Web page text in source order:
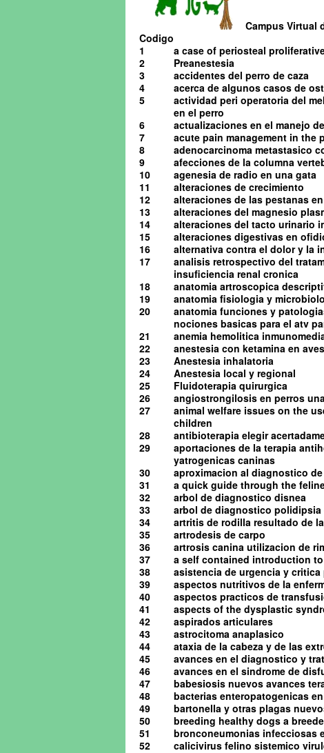
Campus Virtual
Codigo
1
a case of periosteal
2
Preanestesia
3
accidentes del perro de caza
4
acerca de algunos casos de
5
actividad peri operatoria del
en el perro
6
actualizaciones en el manejo
7
acute pain management in the
8
adenocarcinoma metastasico
9
afecciones de la columna
10
agenesia de radio en una gata
11
alteraciones de crecimiento
12
alteraciones de las pestanas
13
alteraciones del magnesio
14
alteraciones del tacto urinario
15
alteraciones digestivas en
16
alternativa contra el dolor y la
17
analisis retrospectivo del
insuficiencia renal cronica
18
anatomia artroscopica
19
anatomia fisiologia y
20
anatomia funciones y
nociones basicas para el atv
21
anemia hemolitica
22
anestesia con ketamina en
23
Anestesia inhalatoria
24
Anestesia local y regional
25
Fluidoterapia quirurgica
26
angiostrongilosis en perros
27
animal welfare issues on the
children
28
antibioterapia elegir
29
aportaciones de la terapia
yatrogenicas caninas
30
aproximacion al diagnostico
31
a quick guide through the
32
arbol de diagnostico disnea
33
arbol de diagnostico
34
artritis de rodilla resultado de
35
artrodesis de carpo
36
artrosis canina utilizacion de
37
a self contained introduction
38
asistencia de urgencia y critica
39
aspectos nutritivos de la
40
aspectos practicos de
41
aspects of the dysplastic
42
aspirados articulares
43
astrocitoma anaplasico
44
ataxia de la cabeza y de las
45
avances en el diagnostico y
46
avances en el sindrome de
47
babesiosis nuevos avances
48
bacterias enteropatogenicas
49
bartonella y otras plagas
50
breeding healthy dogs a
51
bronconeumonias infecciosas
52
calicivirus felino sistemico